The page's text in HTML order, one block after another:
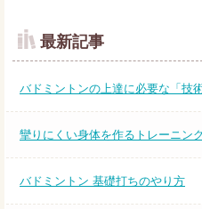
最新記事
バドミントンの上達に必要な「技
攣りにくい身体を作るトレーニン
バドミントン 基礎打ちのやり方